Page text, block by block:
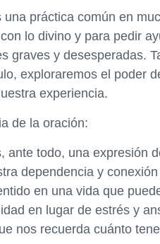
una práctica común en
lo divino y para pedir
graves y desesperadas.
exploraremos el poder
experiencia.
de la oración:
ante todo, una expresión
dependencia y
en una vida que
en lugar de estrés y
nos recuerda cuánto